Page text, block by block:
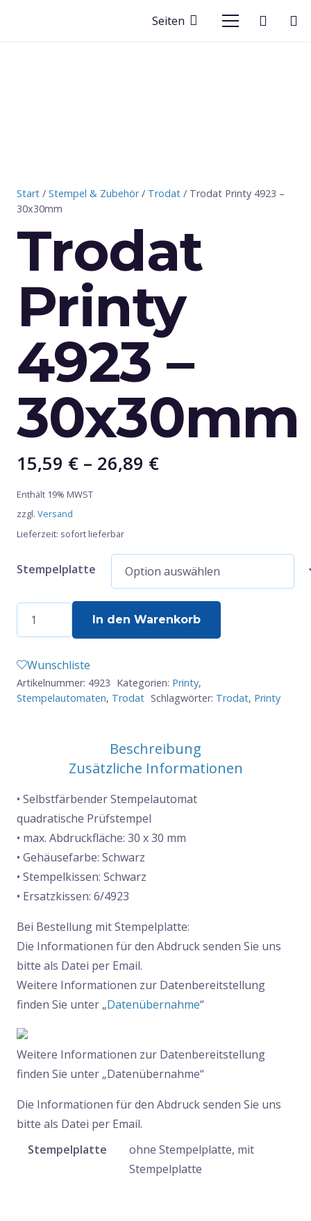
Seiten
Start / Stempel & Zubehör/ Trodat / Trodat Printy 4923 –
30x30mm
Trodat
Printy
4923 –
30x30mm
15,59 € – 26,89 €Preisspanne:
Enthält 19% MWST
zzgl. Versand
Lieferzeit: sofort lieferbar
Stempelplatte
Printy
-
30x30mm
Menge
In den Warenkorb
Wunschliste
Artikelnummer: 4923 Kategorien: Printy,
Stempelautomaten, Trodat Schlagwörter: Trodat, Printy
Beschreibung
Zusätzliche Informationen
• Selbstfärbender Stempelautomat
quadratische Prüfstempel
• max. Abdruckfläche: 30 x 30 mm
• Gehäusefarbe: Schwarz
• Stempelkissen: Schwarz
• Ersatzkissen: 6/4923
Bei Bestellung mit Stempelplatte:
Die Informationen für den Abdruck senden Sie uns
bitte als Datei per Email.
Weitere Informationen zur Datenbereitstellung
finden Sie unter „Datenübernahme“
Weitere Informationen zur Datenbereitstellung
finden Sie unter „Datenübernahme“
Die Informationen für den Abdruck senden Sie uns
bitte als Datei per Email.
Stempelplatte
ohne Stempelplatte, mit
Stempelplatte